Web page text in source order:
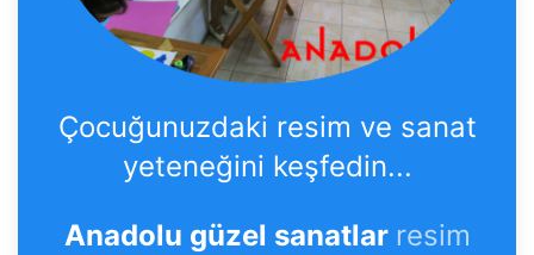
Çocuğunuzdaki resim ve sanat
yeteneğini keşfedin...
Anadolu güzel sanatlar resim